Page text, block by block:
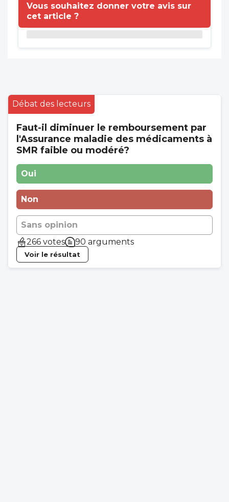
Vous souhaitez donner votre avis sur
cet article ?
Débat des lecteurs
Faut-il diminuer le remboursement par
l'Assurance maladie des médicaments à
SMR faible ou modéré?
Oui
Non
Sans opinion
266 votes
90 arguments
Voir le résultat